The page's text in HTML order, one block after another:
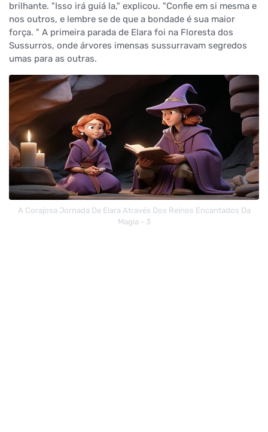
brilhante. "Isso irá guiá la," explicou. "Confie em si mesma e
nos outros, e lembre se de que a bondade é sua maior
força. " A primeira parada de Elara foi na Floresta dos
Sussurros, onde árvores imensas sussurravam segredos
umas para as outras.
A Corajosa Jornada De Elara Através Dos Reinos Encantados Da
Magia - 3